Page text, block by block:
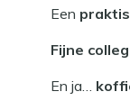
Een
Fijne
En ja…